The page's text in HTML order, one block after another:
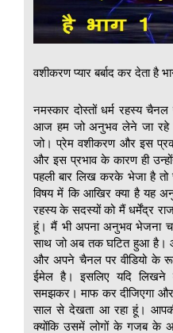
वशीकरण प्यार बर्बाद कर देता है
नमस्कार दोस्तों धर्म रहस्य
आज हम जो अनुभव लेने जा
जो। प्रेम वशीकरण और इस
और इस प्रभाव के कारण ही
पहली बार लिख करके भेजा है
विषय में कि आखिर क्या है यह
रहस्य के सदस्यों को मैं धर्मेंद्र
हूं। मैं भी अपना अनुभव भेजना
साथ जो अब तक घटित हुआ है।
और अपने चैनल पर वीडियो के
ईमेल है। इसलिए यदि लिखने
समझकर। माफ कर दीजिएगा
साल से देखता आ रहा हूं।
क्योंकि उसमें लोगों के गजब के